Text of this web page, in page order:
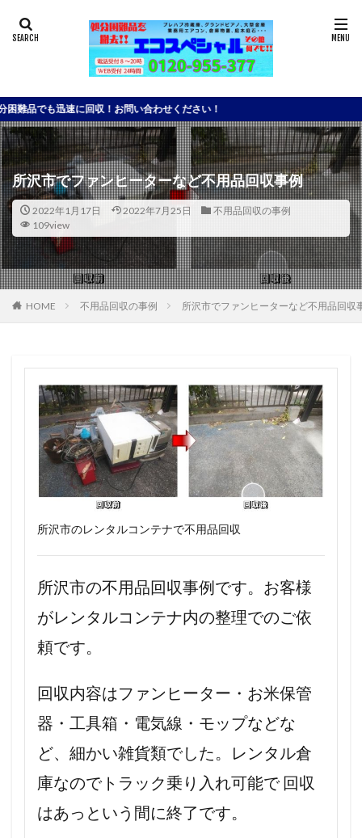
速に回収！お問い合わせください！
所沢市でファンヒーターなど不用品回収事例
2022年1月17日 2022年7月25日
不用品回収の事例
109view
HOME 不用品回収の事例 所沢市でファンヒーターなど不用品回収
所沢市のレンタルコンテナで不用品回収
所沢市の不用品回収事例です。お客様
がレンタルコンテナ内の整理でのご依
頼です。
回収内容はファンヒーター・お米保管
器・工具箱・電気線・モップなどな
ど、細かい雑貨類でした。レンタル倉
庫なのでトラック乗り入れ可能で 回収
はあっという間に終了です。